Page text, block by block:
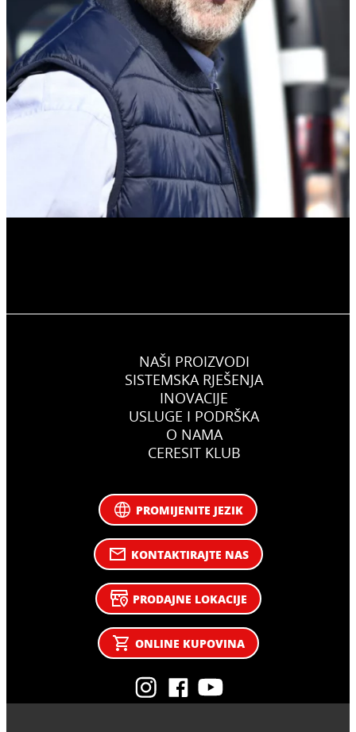
NAŠI PROIZVODI
SISTEMSKA RJEŠENJA
INOVACIJE
USLUGE I PODRŠKA
O NAMA
CERESIT KLUB
PROMIJENITE JEZIK
KONTAKTIRAJTE NAS
PRODAJNE LOKACIJE
ONLINE KUPOVINA